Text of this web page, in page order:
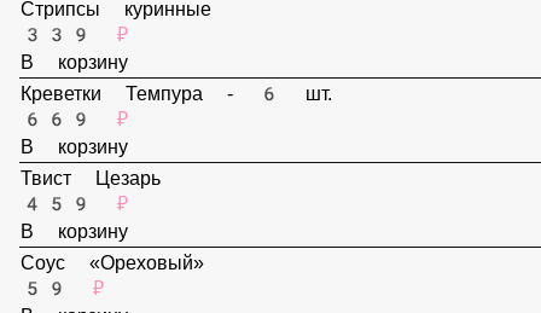
Наггетсы - 6 шт.
299 ₽
В корзину
Стрипсы куринные
339 ₽
В корзину
Креветки Темпура - 6 шт.
669 ₽
В корзину